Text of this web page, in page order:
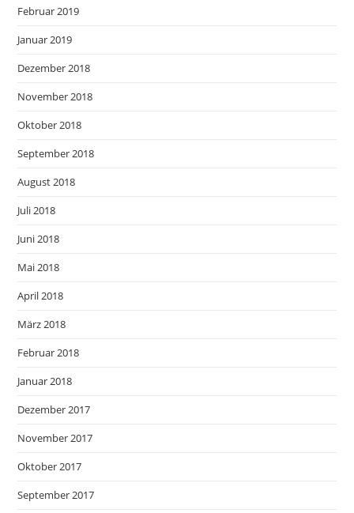
Februar 2019
Januar 2019
Dezember 2018
November 2018
Oktober 2018
September 2018
August 2018
Juli 2018
Juni 2018
Mai 2018
April 2018
März 2018
Februar 2018
Januar 2018
Dezember 2017
November 2017
Oktober 2017
September 2017